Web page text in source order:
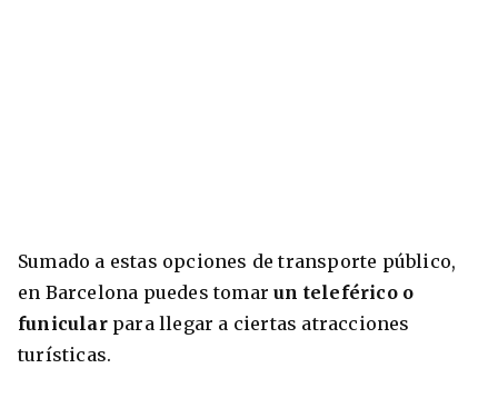
Sumado a estas opciones de transporte público,
en Barcelona puedes tomarun teleférico o
funicularpara llegar a ciertas atracciones
turísticas.